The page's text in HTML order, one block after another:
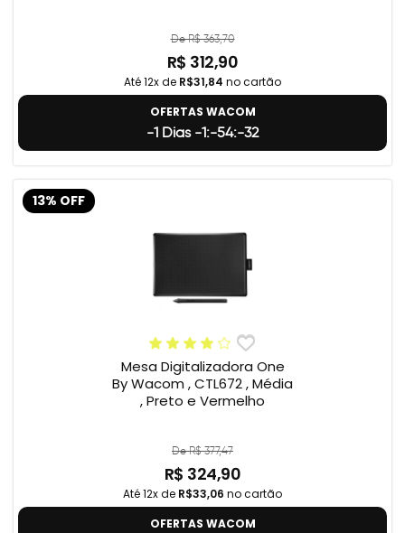
De R$ 363,70
R$ 312,90
Até 12x de R$31,84 no cartão
OFERTAS WACOM
-1 Dias -1:-54:-33
13% OFF
Mesa Digitalizadora One
By Wacom , CTL672 , Média
, Preto e Vermelho
De R$ 377,47
R$ 324,90
Até 12x de R$33,06 no cartão
OFERTAS WACOM